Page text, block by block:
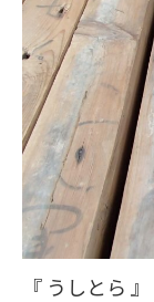
『 うしとら